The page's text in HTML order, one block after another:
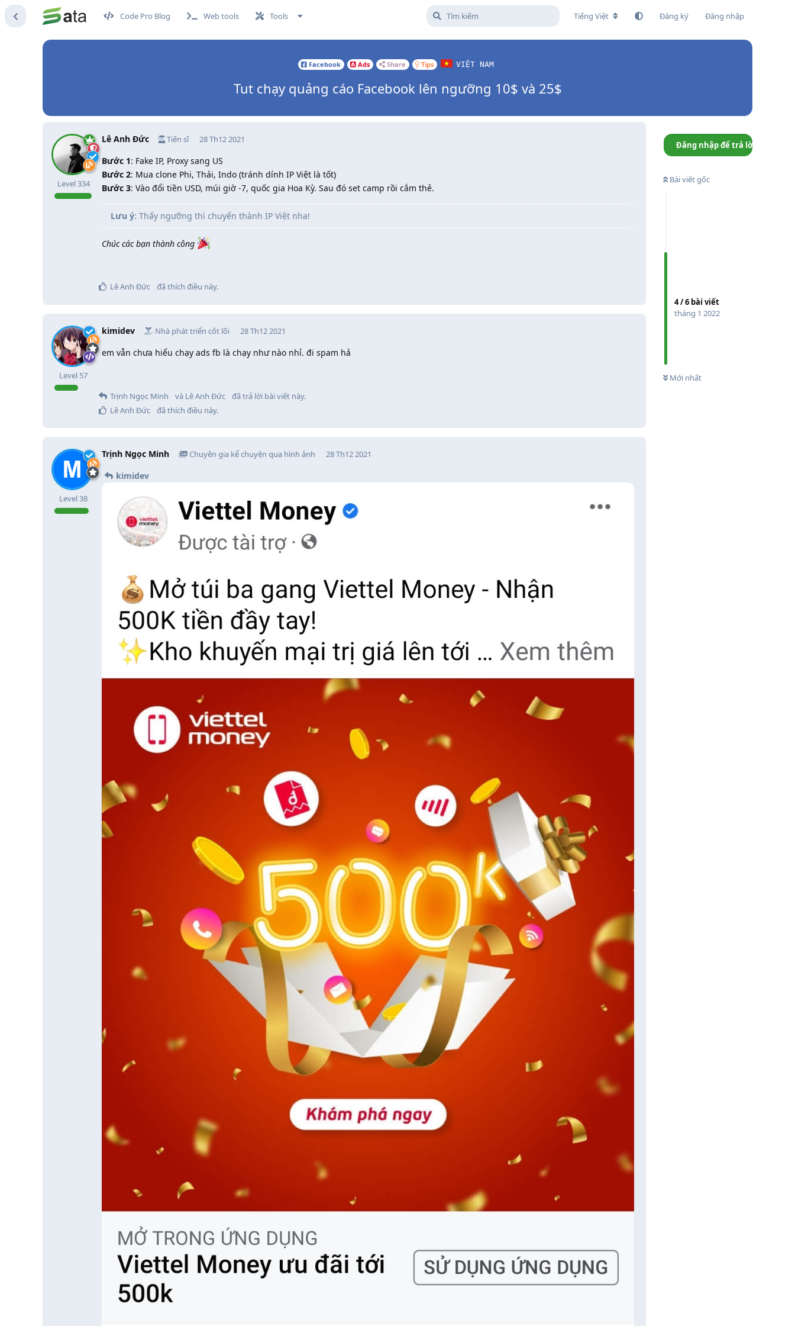
Code Pro Blog Web tools Tools Tiếng Việt Đăng ký Đăng nhập
Facebook Ads Share Tips VIỆT NAM
Tut chạy quảng cáo Facebook lên ngưỡng 10$ và 25$
Đăng nhập để trả lời
Bài viết gốc
4/6 bài viết
tháng 1 2022
Mới nhất
Lê Anh Đức Tiến sĩ
Level334
28 Th12 2021
Bước 1: Fake IP, Proxy sang US
Bước 2: Mua clone Phi, Thái, Indo (tránh dính IP Việt là tốt)
Bước 3: Vào đổi tiền USD, múi giờ -7, quốc gia Hoa Kỳ. Sau đó set camp rồi cắm thẻ.
Lưu ý: Thấy ngưỡng thì chuyển thành IP Việt nha!
Chúc các bạn thành công
Lê Anh Đức
đã thích điều này.
kimidev Nhà phát triển cốt lõi
Level 57
28 Th12 2021
em vẫn chưa hiểu chạy ads fb là chạy như nào nhỉ. đi spam hả
Trịnh Ngọc Minh
và Lê Anh Đức
đã trả lời bài viết này.
Lê Anh Đức
đã thích điều này.
Trịnh Ngọc Minh Chuyên gia kể chuyện qua hình ảnh
Level38
28 Th12 2021
kimidev